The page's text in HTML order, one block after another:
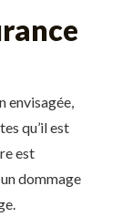
envisagée,
qu’il est
est
dommage